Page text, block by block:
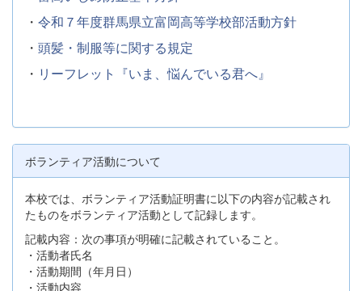
・ 令和７年度群馬県立富岡高等学校部活動方針
・ 頭髪・制服等に関する規定
・ リーフレット『いま、悩んでいる君へ』
ボランティア活動について
本校では、ボランティア活動証明書に以下の内容が記載され
たものをボランティア活動として記録します。
記載内容：次の事項が明確に記載されていること。
・活動者氏名
・活動期間（年月日）
・活動内容